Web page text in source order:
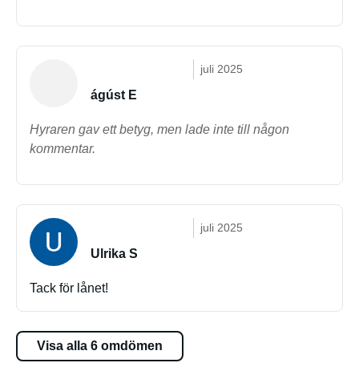
juli 2025
ágúst E
Hyraren gav ett betyg, men lade inte till någon
kommentar.
juli 2025
Ulrika S
Tack för lånet!
Visa alla 6 omdömen